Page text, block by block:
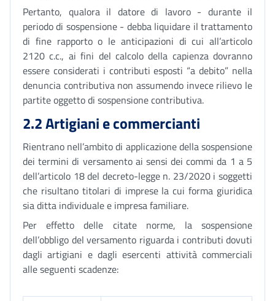
Pertanto, qualora il datore di lavoro - durante il
periodo di sospensione - debba liquidare il trattamento
di fine rapporto o le anticipazioni di cui all’articolo
2120 c.c., ai fini del calcolo della capienza dovranno
essere considerati i contributi esposti “a debito” nella
denuncia contributiva non assumendo invece rilievo le
partite oggetto di sospensione contributiva.
2.2 Artigiani e commercianti
Rientrano nell’ambito di applicazione della sospensione
dei termini di versamento ai sensi dei commi da 1 a 5
dell’articolo 18 del decreto-legge n. 23/2020 i soggetti
che risultano titolari di imprese la cui forma giuridica
sia ditta individuale e impresa familiare.
Per effetto delle citate norme, la sospensione
dell’obbligo del versamento riguarda i contributi dovuti
dagli artigiani e dagli esercenti attività commerciali
alle seguenti scadenze: